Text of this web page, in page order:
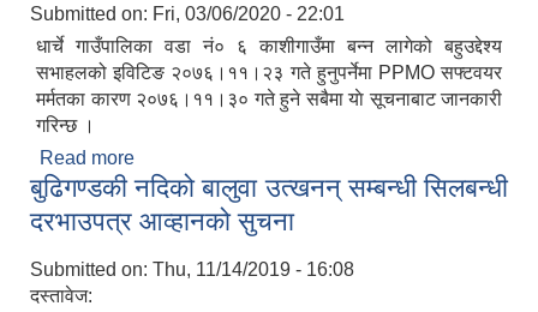
Submitted on: Fri, 03/06/2020 - 22:01
धार्चे गाउँपालिका वडा न‌ं‍० ६ काशीगाउँमा बन्न लागेको बहुउद्देश्य
सभाहलको इविटिङ २०७६।११।२३ गते हुनुपर्नेमा PPMO सफ्टवयर
मर्मतका कारण २०७६।११।३० गते हुने सबैमा याे सूचनाबाट जानकारी
गरिन्छ ।
Read more
बुढिगण्डकी नदिको बालुवा उत्खनन् सम्बन्धी सिलबन्धी
दरभाउपत्र आव्हानको सुचना
Submitted on: Thu, 11/14/2019 - 16:08
दस्तावेज: